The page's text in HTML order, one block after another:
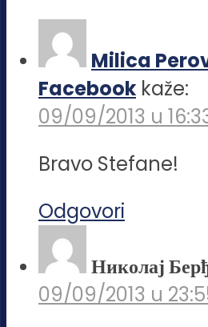
Milica
Facebook kaže:
09/09/2013 u
Bravo Stefane!
Odgovori
Николај
09/09/2013 u